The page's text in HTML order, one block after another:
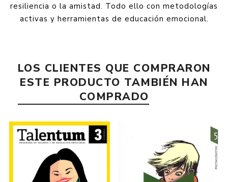
resiliencia o la amistad. Todo ello con metodologías
activas y herramientas de educación emocional.
LOS CLIENTES QUE COMPRARON
ESTE PRODUCTO TAMBIÉN HAN
COMPRADO